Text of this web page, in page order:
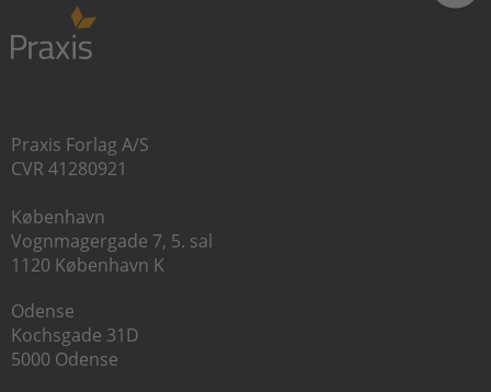
Praxis Forlag A/S
CVR 41280921
København
Vognmagergade 7, 5. sal
1120 København K
Odense
Kochsgade 31D
5000 Odense